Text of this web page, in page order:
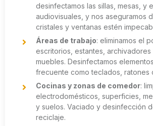
desinfectamos las sillas, mesas, y
audiovisuales, y nos aseguramos
cristales y ventanas estén
Áreas de trabajo: eliminamos el
escritorios, estantes, archivadores
muebles. Desinfectamos
frecuente como teclados, ratones
Cocinas y zonas de comedor:
electrodomésticos, superficies,
y suelos. Vaciado y desinfección
reciclaje.